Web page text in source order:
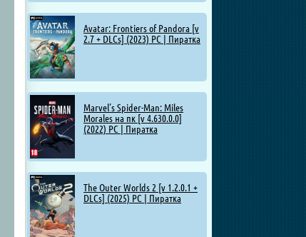
Avatar: Frontiers of Pandora [v
2.7 + DLCs] (2023) PC | Пиратка
Marvel’s Spider-Man: Miles
Morales на пк [v 4.630.0.0]
(2022) PC | Пиратка
The Outer Worlds 2 [v 1.2.0.1 +
DLCs] (2025) PC | Пиратка